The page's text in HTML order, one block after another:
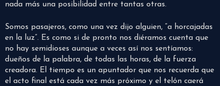
nada más una posibilidad entre tantas otras.
Somos pasajeros, como una vez dijo alguien, “a horcajadas
en la luz”. Es como si de pronto nos diéramos cuenta que
no hay semidioses aunque a veces así nos sentíamos:
dueños de la palabra, de todas las horas, de la fuerza
creadora. El tiempo es un apuntador que nos recuerda que
el acto final está cada vez más próximo y el telón caerá